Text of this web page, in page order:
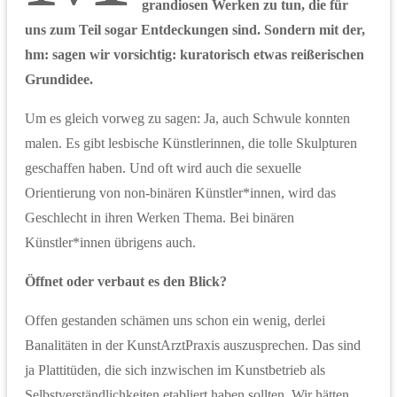
grandiosen Werken zu tun, die für
uns zum Teil sogar Entdeckungen sind. Sondern mit der,
hm: sagen wir vorsichtig: kuratorisch etwas reißerischen
Grundidee.
Um es gleich vorweg zu sagen: Ja, auch Schwule konnten
malen. Es gibt lesbische Künstlerinnen, die tolle Skulpturen
geschaffen haben. Und oft wird auch die sexuelle
Orientierung von non-binären Künstler*innen, wird das
Geschlecht in ihren Werken Thema. Bei binären
Künstler*innen übrigens auch.
Öffnet oder verbaut es den Blick?
Offen gestanden schämen uns schon ein wenig, derlei
Banalitäten in der KunstArztPraxis auszusprechen. Das sind
ja Plattitüden, die sich inzwischen im Kunstbetrieb als